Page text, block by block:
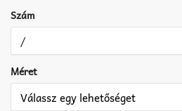
Szám
Méret